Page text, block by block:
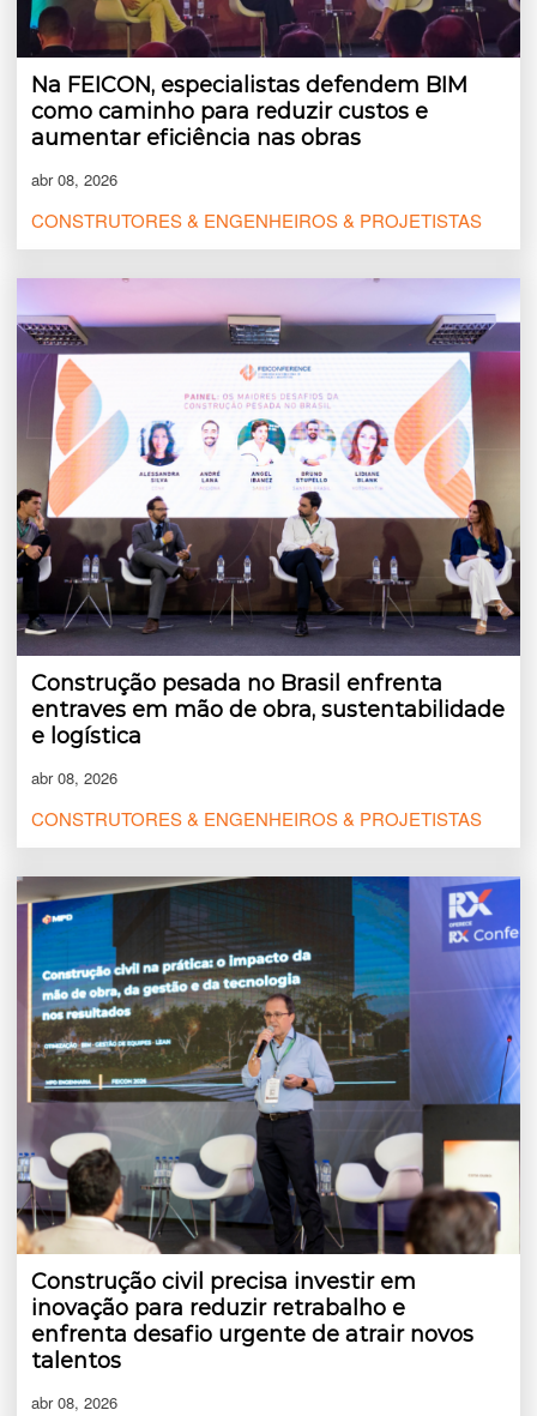
Na FEICON, especialistas defendem BIM
como caminho para reduzir custos e
aumentar eficiência nas obras
abr 08, 2026
CONSTRUTORES & ENGENHEIROS & PROJETISTAS
Construção pesada no Brasil enfrenta
entraves em mão de obra, sustentabilidade
e logística
abr 08, 2026
CONSTRUTORES & ENGENHEIROS & PROJETISTAS
Construção civil precisa investir em
inovação para reduzir retrabalho e
enfrenta desafio urgente de atrair novos
talentos
abr 08, 2026